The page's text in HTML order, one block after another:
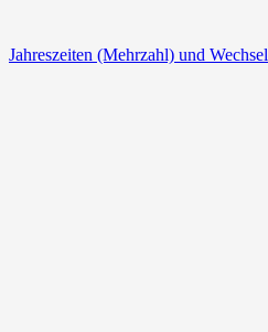
Jahreszeiten (Mehrzahl) und Wechsel